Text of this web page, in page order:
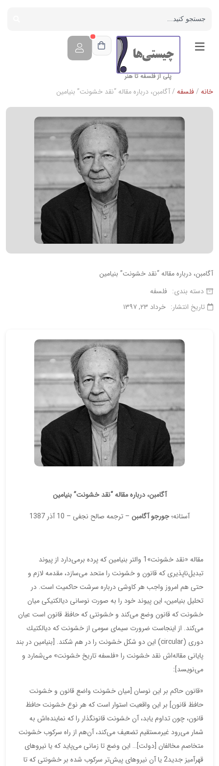
پلی از فلسفه تا هنر
خانه /فلسفه / آگامبن، درباره مقاله “نقد خشونت” بنیامین
آگامبن، درباره مقاله “نقد خشونت” بنیامین
دسته بندی: فلسفه
تاریخ انتشار: خرداد ۲۳, ۱۳۹۷
آگامبن، درباره مقاله “نقد خشونت” بنیامین
آستانه؛جورجو آگامبن – ترجمه صالح نجفی – 10 آذر 1387
مقاله «نقد خشونت»1 والتر بنیامین كه پرده برمی‌دارد از پیوند
تبدیل‌ناپذیری كه قانون و خشونت را متحد می‌سازد، مقدمه لازم و
حتی هم امروز واجب هر كاوشی درباره سرشت حاكمیت است. در
تحلیل بنیامین، این پیوند خود را به صورت نوسانی دیالكتیكی میان
خشونت كه قانون وضع می‌كند و خشونتی كه حافظ قانون است عیان
می‌كند. از اینجاست ضرورت سیمای سومی از خشونت كه دیالكتیك
دوری (circular) این دو شكل خشونت را در هم شكند. [بنیامین در بند
پایانی مقاله‌اش نقد خشونت را «فلسفه تاریخ خشونت» می‌شمارد و
می‌نویسد]:
«قانون حاكم بر این نوسان [میان خشونت واضع قانون و خشونت
حافظ قانون] بر این واقعیت استوار است كه هر نوع خشونت حافظ
قانون، چون تداوم یابد، آن خشونت قانونگذار را كه نماینده‌اش به‌
شمار می‌رود غیرمستقیم تضعیف می‌كند، آن‌هم از راه سركوب خشونت
متخاصم مخالفان [دولت]… این وضع تا زمانی می‌پاید كه یا نیروهای
قهرآمیز جدید2 یا آن نیروهای پیش‌تر سركوب شده بر خشونتی كه تا